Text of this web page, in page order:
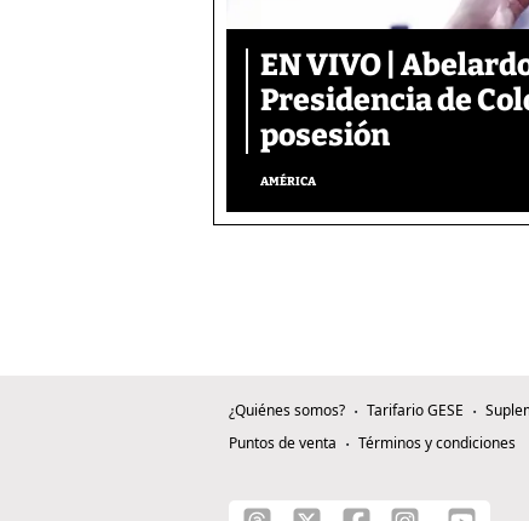
EN VIVO |
Presidencia de
posesión
AMÉRICA
¿Quiénes somos? Tarifario GESE
Puntos de venta
Términos y condiciones